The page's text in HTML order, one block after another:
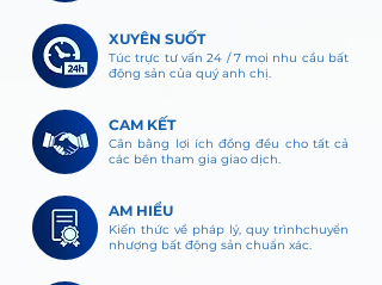
XUYÊN SUỐT
Túc trực tư vấn 24 / 7 mọi nhu cầu bất
động sản của quý anh chị.
CAM KẾT
Cân bằng lợi ích đồng đều cho tất cả
các bên tham gia giao dịch.
AM HIỂU
Kiến thức về pháp lý, quy trìnhchuyển
nhượng bất động sản chuẩn xác.